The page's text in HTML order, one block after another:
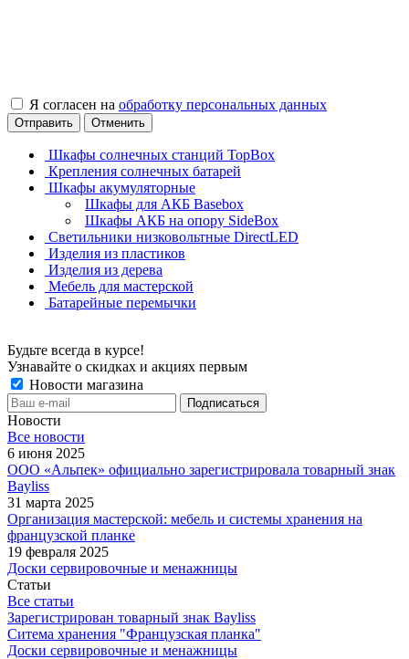
Я согласен на обработку персональных данных
Отправить Отменить
Шкафы солнечных станций TopBox
Крепления солнечных батарей
Шкафы акумуляторные
Шкафы для АКБ Basebox
Шкафы АКБ на опору SideBox
Светильники низковольтные DirectLED
Изделия из пластиков
Изделия из дерева
Мебель для мастерской
Батарейные перемычки
Будьте всегда в курсе!
Узнавайте о скидках и акциях первым
Новости магазина
Новости
Все новости
6 июня 2025
ООО «Альпек» официально зарегистрировала товарный знак
Bayliss
31 марта 2025
Организация мастерской: мебель и системы хранения на
французской планке
19 февраля 2025
Доски сервировочные и менажницы
Статьи
Все статьи
Зарегистрирован товарный знак Bayliss
Ситема хранения "Французская планка"
Доски сервировочные и менажницы